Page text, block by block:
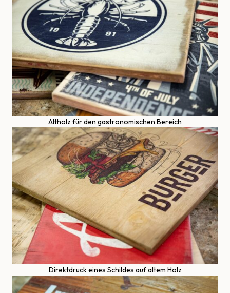
Altholz für den gastronomischen Bereich
Direktdruck eines Schildes auf altem Holz